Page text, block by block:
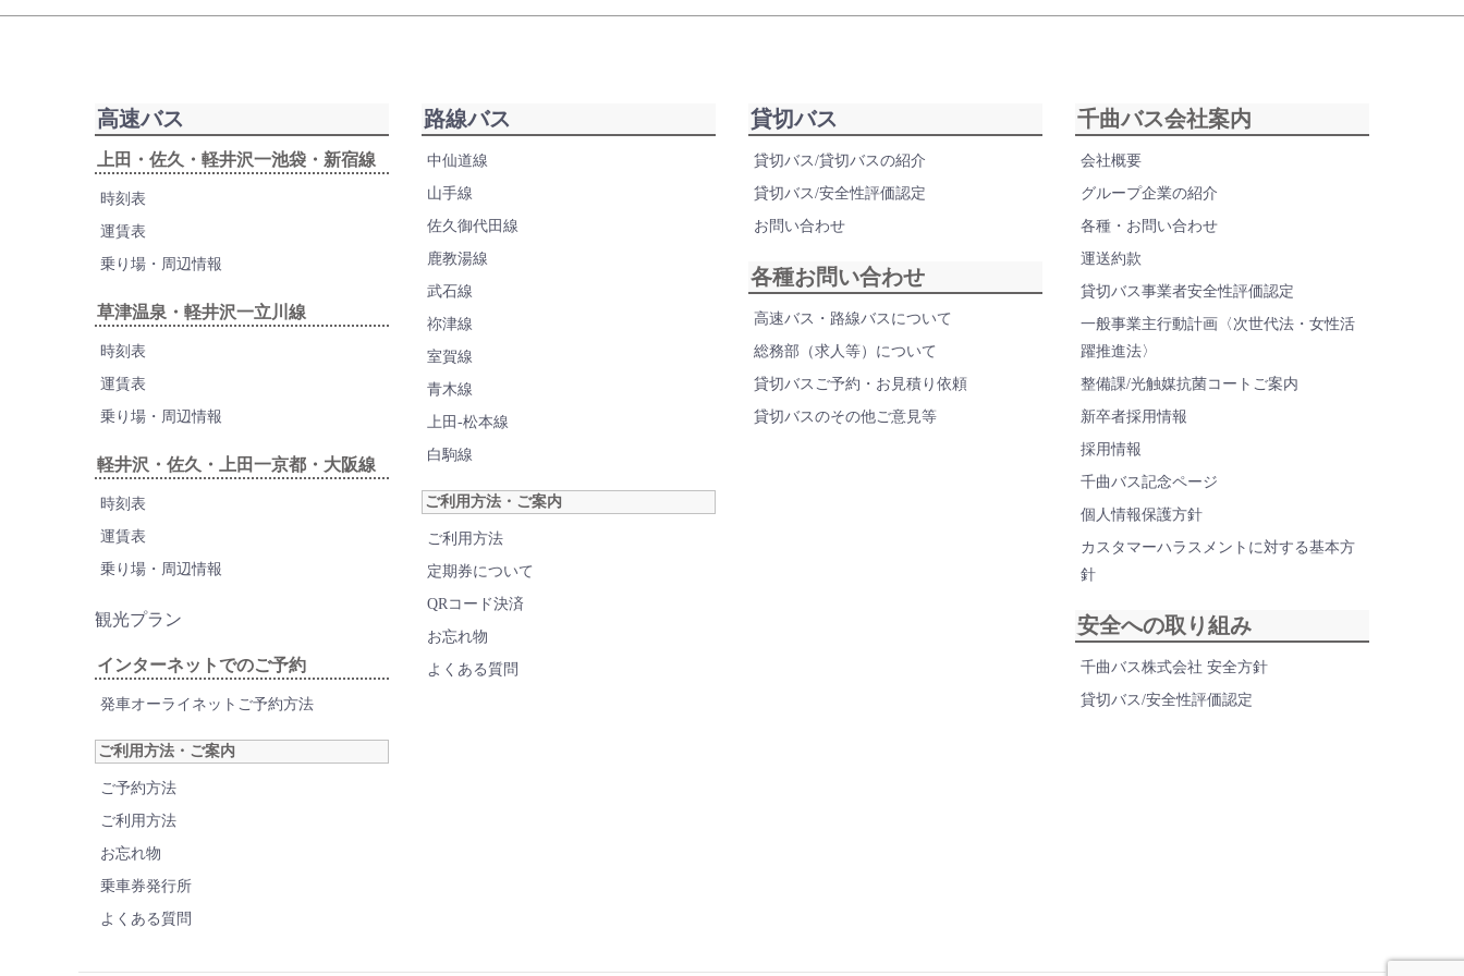
高速バス
上田・佐久・軽井沢一池袋・新宿線
時刻表
運賃表
乗り場・周辺情報
草津温泉・軽井沢一立川線
時刻表
運賃表
乗り場・周辺情報
軽井沢・佐久・上田一京都・大阪線
時刻表
運賃表
乗り場・周辺情報
観光プラン
インターネットでのご予約
発車オーライネットご予約方法
ご利用方法・ご案内
ご予約方法
ご利用方法
お忘れ物
乗車券発行所
よくある質問
路線バス
中仙道線
山手線
佐久御代田線
鹿教湯線
武石線
祢津線
室賀線
青木線
上田-松本線
白駒線
ご利用方法・ご案内
ご利用方法
定期券について
QRコード決済
お忘れ物
よくある質問
貸切バス
貸切バス/貸切バスの紹介
貸切バス/安全性評価認定
お問い合わせ
各種お問い合わせ
高速バス・路線バスについて
総務部（求人等）について
貸切バスご予約・お見積り依頼
貸切バスのその他ご意見等
千曲バス会社案内
会社概要
グループ企業の紹介
各種・お問い合わせ
運送約款
貸切バス事業者安全性評価認定
一般事業主行動計画〈次世代法・女性活
躍推進法〉
整備課/光触媒抗菌コートご案内
新卒者採用情報
採用情報
千曲バス記念ページ
個人情報保護方針
カスタマーハラスメントに対する基本方
針
安全への取り組み
千曲バス株式会社 安全方針
貸切バス/安全性評価認定